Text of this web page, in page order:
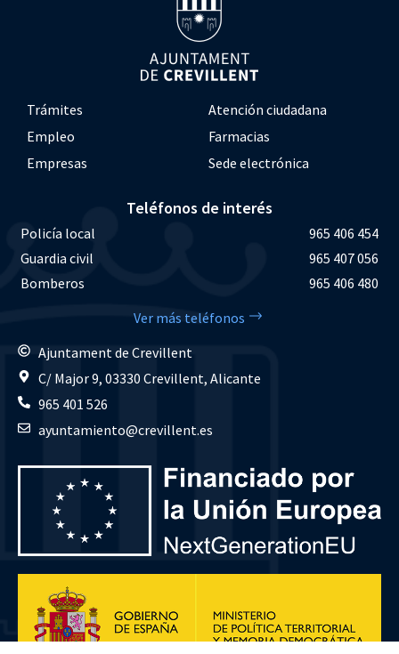
Trámites
Atención ciudadana
Empleo
Farmacias
Empresas
Sede electrónica
Teléfonos de interés
Policía local
965 406 454
Guardia civil
965 407 056
Bomberos
965 406 480
Ver más teléfonos
Ajuntament de Crevillent
C/ Major 9, 03330 Crevillent, Alicante
965 401 526
ayuntamiento@crevillent.es